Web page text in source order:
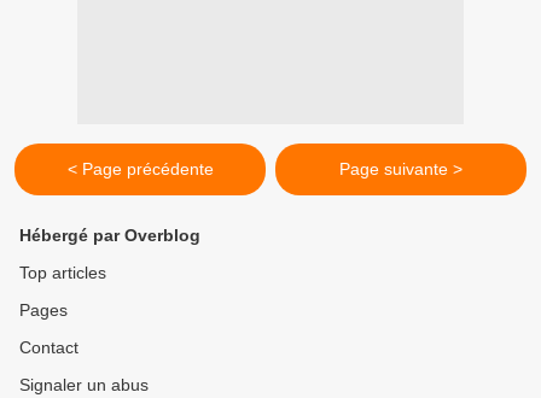
< Page précédente Page suivante >
Hébergé par Overblog
Top articles
Pages
Contact
Signaler un abus